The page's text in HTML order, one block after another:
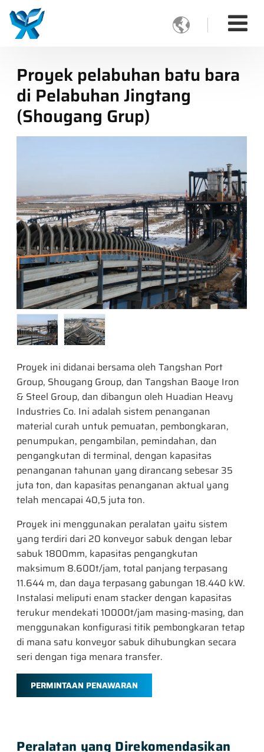

Proyek pelabuhan batu bara
di Pelabuhan Jingtang
(Shougang Grup)
Proyek ini didanai bersama oleh Tangshan Port
Group, Shougang Group, dan Tangshan Baoye Iron
& Steel Group, dan dibangun oleh Huadian Heavy
Industries Co. Ini adalah sistem penanganan
material curah untuk pemuatan, pembongkaran,
penumpukan, pengambilan, pemindahan, dan
pengangkutan di terminal, dengan kapasitas
penanganan tahunan yang dirancang sebesar 35
juta ton, dan kapasitas penanganan aktual yang
telah mencapai 40,5 juta ton.
Proyek ini menggunakan peralatan yaitu sistem
yang terdiri dari 20 konveyor sabuk dengan lebar
sabuk 1800mm, kapasitas pengangkutan
maksimum 8.600t/jam, total panjang terpasang
11.644 m, dan daya terpasang gabungan 18.440 kW.
Instalasi meliputi enam stacker dengan kapasitas
terukur mendekati 10000t/jam masing-masing, dan
menggunakan konfigurasi titik pembongkaran tetap
di mana satu konveyor sabuk dihubungkan secara
seri dengan tiga menara transfer.
PERMINTAAN PENAWARAN
Peralatan yang Direkomendasikan